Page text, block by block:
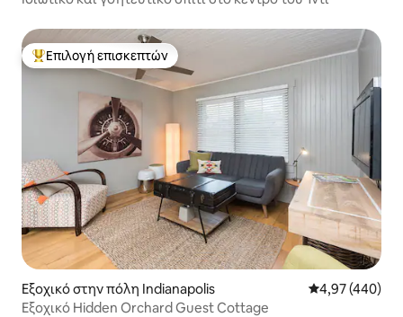
Κορυφαία επιλογή επισκεπτών
Επιλογή επισκεπτών
Εξοχικό στην πόλη Indianapolis Μέση
4,97 (440)
Εξοχικό Hidden Orchard Guest Cottage